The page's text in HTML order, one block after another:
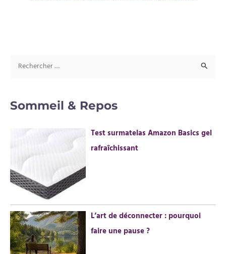
h
h
e
:
Sommeil & Repos
Test surmatelas Amazon Basics gel
rafraîchissant
L’art de déconnecter : pourquoi
faire une pause ?